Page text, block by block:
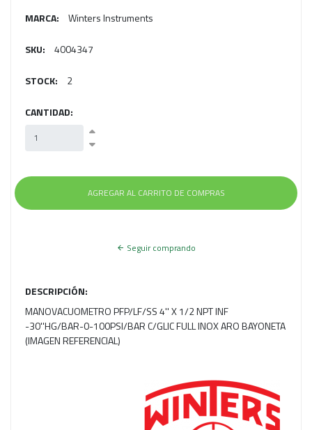
MARCA: Winters Instruments
SKU: 4004347
STOCK: 2
CANTIDAD:
Seguir comprando
DESCRIPCIÓN:
MANOVACUOMETRO PFP/LF/SS 4'' X 1/2 NPT INF
-30''HG/BAR-0-100PSI/BAR C/GLIC FULL INOX ARO BAYONETA
(IMAGEN REFERENCIAL)